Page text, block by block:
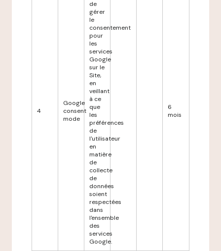
4
Google
consent
mode
de
gérer
le
consentement
pour
les
services
Google
sur le
Site,
en
veillant
à ce
que
les
préférences
de
l'utilisateur
en
matière
de
collecte
de
données
soient
respectées
dans
l'ensemble
des
services
Google.
6
mois